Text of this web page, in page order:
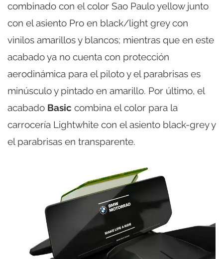
combinado con el color Sao Paulo yellow junto
con el asiento Pro en black/light grey con
vinilos amarillos y blancos; mientras que en este
acabado ya no cuenta con protección
aerodinámica para el piloto y el parabrisas es
minúsculo y pintado en amarillo. Por último, el
acabado Basic combina el color para la
carrocería Lightwhite con el asiento black-grey y
el parabrisas en transparente.